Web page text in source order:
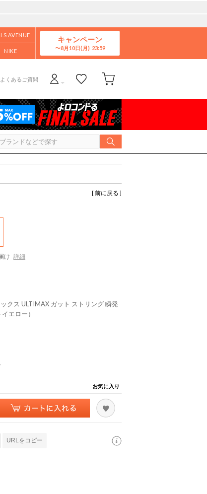
AVENUE
NIKE
キャンペーン
8月10日(月)
よくあるご質問
[ 前に戻る ]
け 詳細
クス ULTIMAX ガット ストリング 瞬発
エロー）
お気に入り
URLをコピー